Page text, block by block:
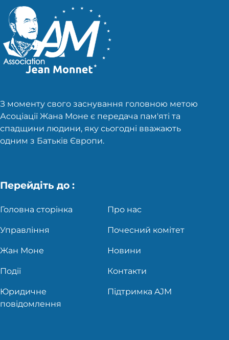
З моменту свого заснування головною метою
Асоціації Жана Моне є передача пам'яті та
спадщини людини, яку сьогодні вважають
одним з Батьків Європи.
Перейдіть до :
Головна сторінка Про нас
Управління Почесний комітет
Жан Моне Новини
Події Контакти
Юридичне
повідомлення
Підтримка AJM